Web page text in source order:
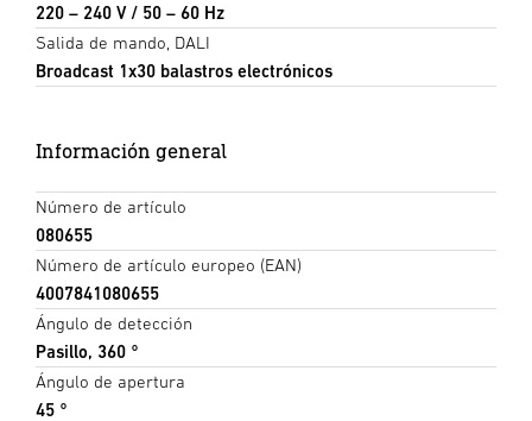
220 – 240 V / 50 – 60 Hz
Salida de mando, DALI
Broadcast 1x30 balastros electrónicos
Información general
Número de artículo
080655
Número de artículo europeo (EAN)
4007841080655
Ángulo de detección
Pasillo, 360 °
Ángulo de apertura
45 °